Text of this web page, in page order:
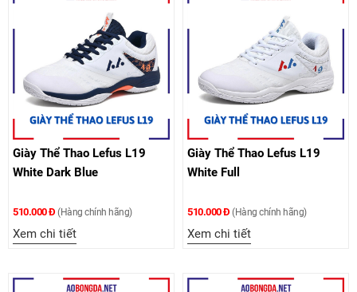
Giày Thể Thao Lefus L19
White Dark Blue
510.000 Đ (Hàng chính hãng)
Xem chi tiết
Giày Thể Thao Lefus L19
White Full
510.000 Đ (Hàng chính hãng)
Xem chi tiết